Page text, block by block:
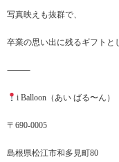
写真映えも抜群で、
卒業の思い出に残るギフトと
⸻
i Balloon（あい ばる〜ん）
〒690-0005
島根県松江市和多見町80